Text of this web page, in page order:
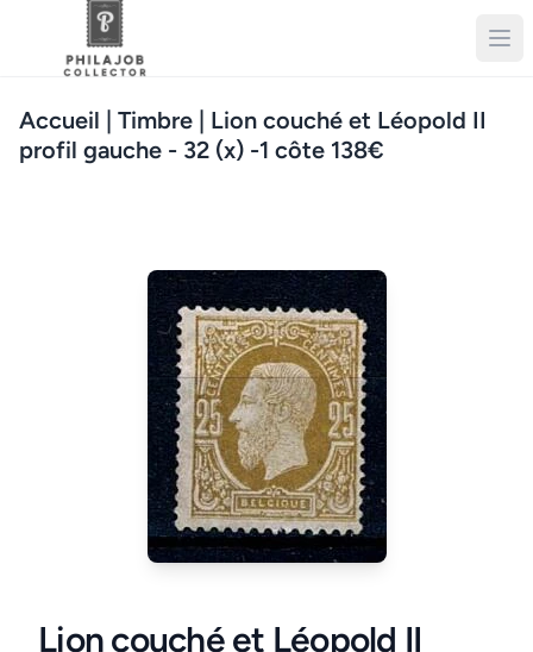
Accueil | Timbre | Lion couché et Léopold II
profil gauche - 32 (x) -1 côte 138€
Lion couché et Léopold II